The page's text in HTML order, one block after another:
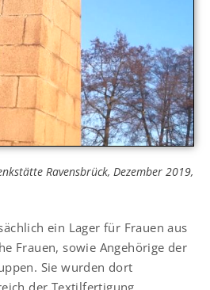
Ravensbrück, Dezember 2019,
ein Lager für Frauen aus
Frauen, sowie Angehörige der
Sie wurden dort